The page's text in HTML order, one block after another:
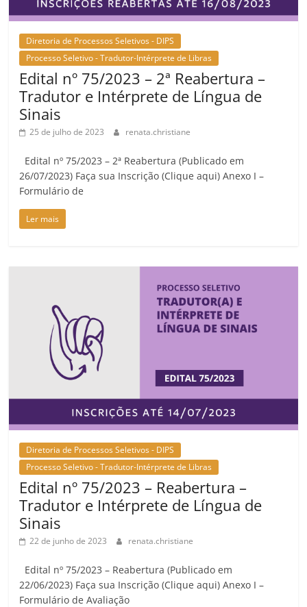
Diretoria de Processos Seletivos - DIPS
Processo Seletivo - Tradutor-Intérprete de Libras
Edital nº 75/2023 – 2ª Reabertura –
Tradutor e Intérprete de Língua de
Sinais
25 de julho de 2023 renata.christiane
Edital nº 75/2023 – 2ª Reabertura (Publicado em
26/07/2023) Faça sua Inscrição (Clique aqui) Anexo I –
Formulário de
Ler mais
Diretoria de Processos Seletivos - DIPS
Processo Seletivo - Tradutor-Intérprete de Libras
Edital nº 75/2023 – Reabertura –
Tradutor e Intérprete de Língua de
Sinais
22 de junho de 2023 renata.christiane
Edital nº 75/2023 – Reabertura (Publicado em
22/06/2023) Faça sua Inscrição (Clique aqui) Anexo I –
Formulário de Avaliação